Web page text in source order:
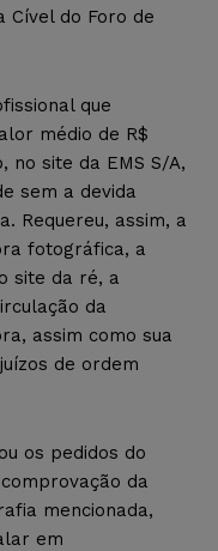
Cível do Foro de
que
médio de R$
no site da EMS S/A,
sem a devida
Requereu, assim, a
fotográfica, a
site da ré, a
da
assim como sua
de ordem
os pedidos do
da
mencionada,
em